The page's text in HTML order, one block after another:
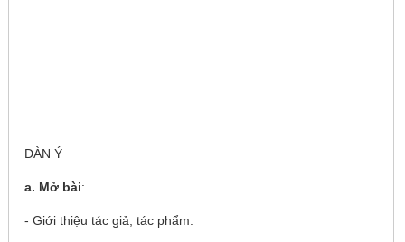
DÀN Ý
a. Mở bài:
- Giới thiệu tác giả, tác phẩm: